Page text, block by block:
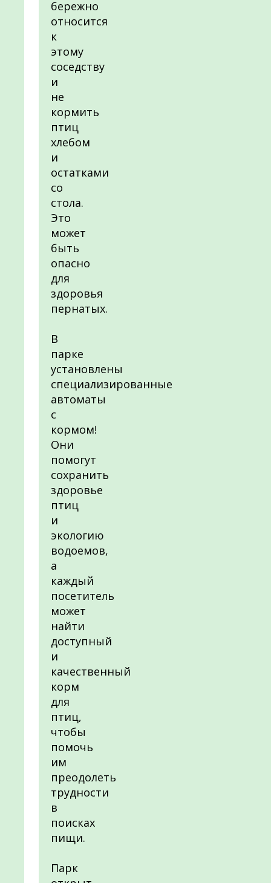
бережно
относится
к
этому
соседству
и
не
кормить
птиц
хлебом
и
остатками
со
стола.
Это
может
быть
опасно
для
здоровья
пернатых.
В
парке
установлены
специализированные
автоматы
с
кормом!
Они
помогут
сохранить
здоровье
птиц
и
экологию
водоемов,
а
каждый
посетитель
может
найти
доступный
и
качественный
корм
для
птиц,
чтобы
помочь
им
преодолеть
трудности
в
поисках
пищи.
Парк